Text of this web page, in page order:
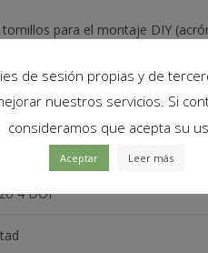
para el montaje DIY
4 DOF
de sesión propias y de
nuestros servicios. Si
consideramos que acepta su
Aceptar Leer más